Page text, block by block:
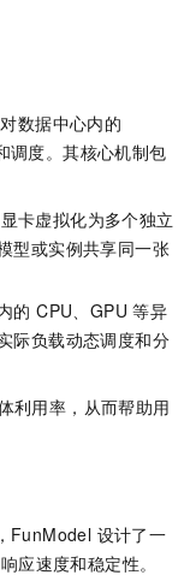
数据中心内的
调度。其核心机制包
卡虚拟化为多个独立
型或实例共享同一张
的 CPU、GPU 等异
际负载动态调度和分
利用率，从而帮助用
FunModel 设计了一
应速度和稳定性。